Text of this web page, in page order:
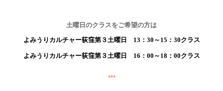
土曜日のクラスをご希望の方は
よみうりカルチャー荻窪第３土曜日 13：30～15：30クラス
よみうりカルチャー荻窪第３土曜日 16：00～18：00クラス
***